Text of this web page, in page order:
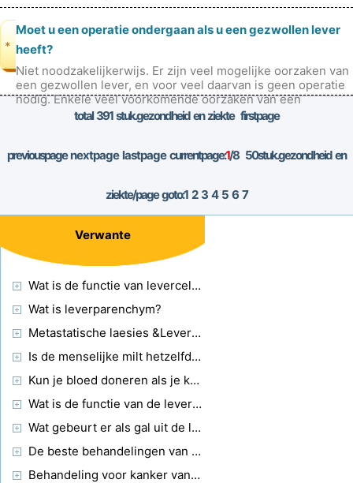
*
Moet u een operatie ondergaan als u een gezwollen lever
heeft?
Niet noodzakelijkerwijs. Er zijn veel mogelijke oorzaken van
een gezwollen lever, en voor veel daarvan is geen operatie
nodig. Enkele veel voorkomende oorzaken van een
gezwollen lever zijn:
total391stuk.gezondheid en ziekte firstpage
previouspagenextpage lastpagecurrentpage:1/8 50stuk.gezondheid en
ziekte/page goto:1 2 3 4 5 6 7
Verwante
Wat is de functie van levercellen?
Wat is leverparenchym?
Metastatische laesies &Leverkanker Diagnose
Is de menselijke milt hetzelfde als de lever?
Kun je bloed doneren als je kanker hebt gehad?
Wat is de functie van de leverklier?
Wat gebeurt er als gal uit de lever kristalliseert?
De beste behandelingen van leverkanker
Behandeling voor kanker van de lever